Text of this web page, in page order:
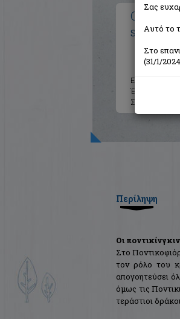
Οι
Stilton
Εκδότης:
Έτος:
Σελίδες:
Περίληψη
Οι
Στο
τον ρόλο του
απογοητεύσει
όμως τις
τεράστιοι
Σας
Αυτό το
Στο
(31/1/